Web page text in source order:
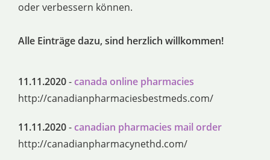
oder verbessern können.
Alle Einträge dazu, sind herzlich willkommen!
11.11.2020-canada online pharmacies
http://canadianpharmaciesbestmeds.com/
11.11.2020-canadian pharmacies mail order
http://canadianpharmacynethd.com/